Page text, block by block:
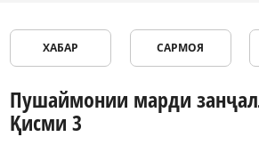
ХАБАР САРМОЯ
Пушаймонии марди
Қисми 3